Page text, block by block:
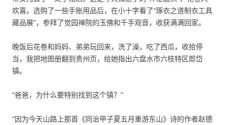
欢喜。选购了一些手账用品后，在小十字看了“琢衣之道制衣工具
藏品展”，参拜了觉园禅院的玉佛和千手观音，收获满满回家。
晚饭后花卷和妈妈、弟弟玩回来，洗了澡，吃了西瓜，收拾停
当，我把地图册翻到贵州页，给她指出六盘水市六枝特区郎岱
镇。
“爸爸，为什么要特别找到这个镇？”
“因为今天山路上那首《同治甲子夏五月重游东山》诗的作者赵德